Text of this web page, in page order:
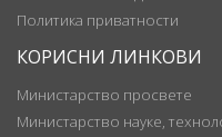
Политика приватности
КОРИСНИ ЛИНКОВИ
Министарство просвете
Министарство науке,